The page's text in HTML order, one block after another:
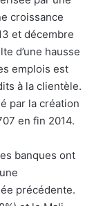
croissance
et décembre
d’une hausse
emplois est
à la clientèle.
par la création
en fin 2014.
banques ont
précédente.